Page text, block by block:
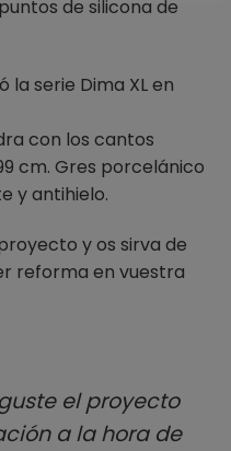
de silicona de
la serie Dima XL en
con los cantos
cm. Gres porcelánico
y antihielo.
y os sirva de
reforma en vuestra
el proyecto
a la hora de